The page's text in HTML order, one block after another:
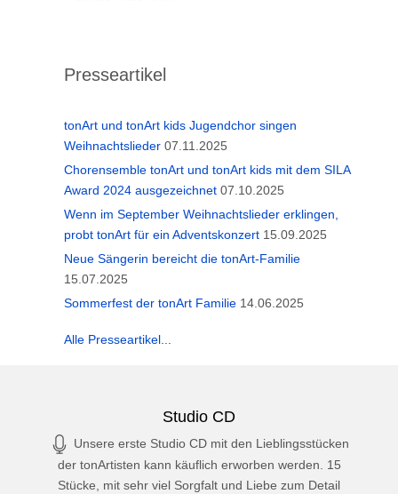
Presseartikel
tonArt und tonArt kids Jugendchor singen
Weihnachtslieder 07.11.2025
Chorensemble tonArt und tonArt kids mit dem SILA
Award 2024 ausgezeichnet 07.10.2025
Wenn im September Weihnachtslieder erklingen,
probt tonArt für ein Adventskonzert 15.09.2025
Neue Sängerin bereicht die tonArt-Familie
15.07.2025
Sommerfest der tonArt Familie 14.06.2025
Alle Presseartikel...
Studio CD
Unsere erste Studio CD mit den Lieblingsstücken
der tonArtisten kann käuflich erworben werden. 15
Stücke, mit sehr viel Sorgfalt und Liebe zum Detail